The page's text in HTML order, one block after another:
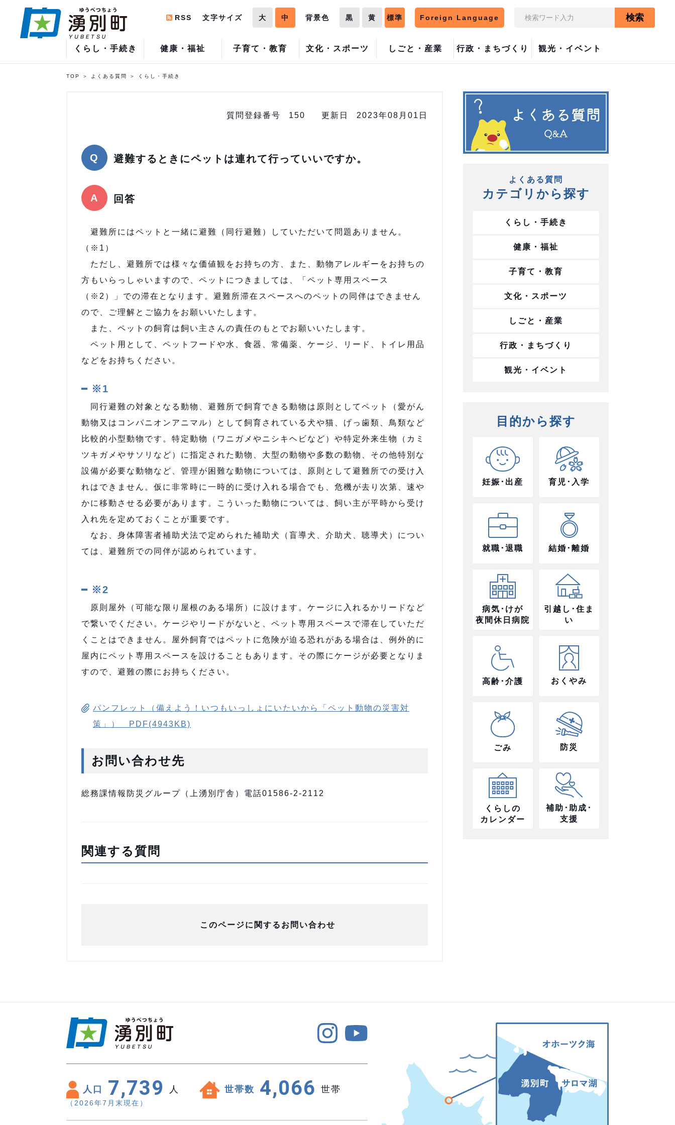
くらし・手続き 健康・福祉 子育て・教育 文化・スポーツ しごと・産業 行政・まちづくり 観光・イベント
RSS 文字サイズ 大 中 背景色 黒 黄 標準 Foreign Language 検索
TOP よくある質問 くらし・手続き
質問登録番号 150 更新日 2023年08月01日
避難するときにペットは連れて行っていいですか。
回答
避難所にはペットと一緒に避難（同行避難）していただいて問題ありません。
（※1）
ただし、避難所では様々な価値観をお持ちの方、また、動物アレルギーをお持ちの
方もいらっしゃいますので、ペットにつきましては、「ペット専用スペース
（※2）」での滞在となります。避難所滞在スペースへのペットの同伴はできません
ので、ご理解とご協力をお願いいたします。
また、ペットの飼育は飼い主さんの責任のもとでお願いいたします。
ペット用として、ペットフードや水、食器、常備薬、ケージ、リード、トイレ用品
などをお持ちください。
※1
同行避難の対象となる動物、避難所で飼育できる動物は原則としてペット（愛がん
動物又はコンパニオンアニマル）として飼育されている犬や猫、げっ歯類、鳥類など
比較的小型動物です。特定動物（ワニガメやニシキヘビなど）や特定外来生物（カミ
ツキガメやサソリなど）に指定された動物、大型の動物や多数の動物、その他特別な
設備が必要な動物など、管理が困難な動物については、原則として避難所での受け入
れはできません。仮に非常時に一時的に受け入れる場合でも、危機が去り次第、速や
かに移動させる必要があります。こういった動物については、飼い主が平時から受け
入れ先を定めておくことが重要です。
なお、身体障害者補助犬法で定められた補助犬（盲導犬、介助犬、聴導犬）につい
ては、避難所での同伴が認められています。
※2
原則屋外（可能な限り屋根のある場所）に設けます。ケージに入れるかリードなど
で繋いでください。ケージやリードがないと、ペット専用スペースで滞在していただ
くことはできません。屋外飼育ではペットに危険が迫る恐れがある場合は、例外的に
屋内にペット専用スペースを設けることもあります。その際にケージが必要となりま
すので、避難の際にお持ちください。
パンフレット（備えよう！いつもいっしょにいたいから「ペット動物の災害対
策」） PDF(4943KB)
お問い合わせ先
総務課情報防災グループ（上湧別庁舎）電話01586-2-2112
関連する質問
このページに関するお問い合わせ
よくある質問
カテゴリから探す
くらし・手続き
健康・福祉
子育て・教育
文化・スポーツ
しごと・産業
行政・まちづくり
観光・イベント
目的から探す
妊娠･出産 育児･入学
就職･退職 結婚･離婚
病気･けが
夜間休日病院
引越し･住ま
い
高齢･介護 おくやみ
ごみ 防災
くらしの
カレンダー
補助･助成･
支援
人口 7,739 人 世帯数 4,066 世帯
（2026年7月末現在）